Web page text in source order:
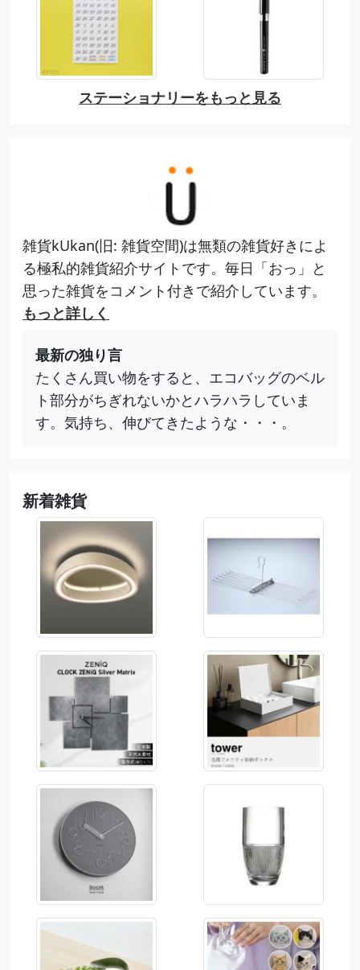
ステーショナリーをもっと見る
雑貨kUkan(旧: 雑貨空間)は無類の雑貨好きによ
る極私的雑貨紹介サイトです。毎日「おっ」と
思った雑貨をコメント付きで紹介しています。
もっと詳しく
最新の独り言
たくさん買い物をすると、エコバッグのベル
ト部分がちぎれないかとハラハラしていま
す。気持ち、伸びてきたような・・・。
新着雑貨